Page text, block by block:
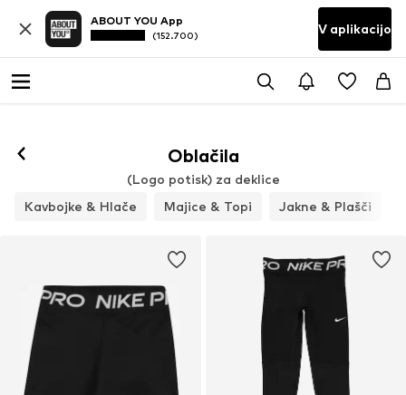
ABOUT YOU App
(152.700) V aplikacijo
Oblačila
(Logo potisk) za deklice
Kavbojke & Hlače
Majice & Topi Jakne & Plašči